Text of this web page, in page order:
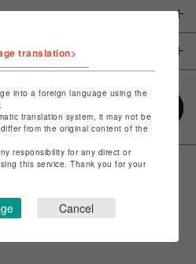
translation>
into a foreign language using the
translation system, it may not be
from the original content of the
responsibility for any direct or
this service. Thank you for your
Cancel